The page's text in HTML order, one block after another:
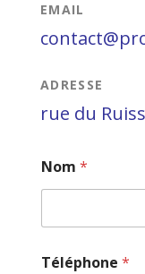
EMAIL
ADRESSE
rue du
Nom *
Téléphone *